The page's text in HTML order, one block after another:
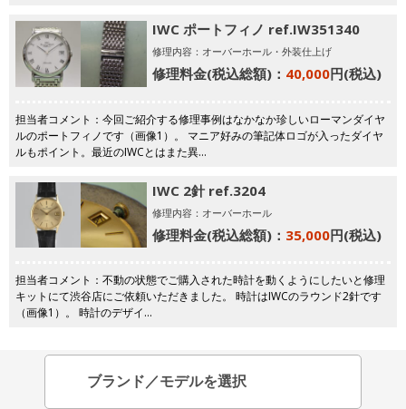
IWC ポートフィノ ref.IW351340
修理内容：オーバーホール・外装仕上げ
修理料金(税込総額)： 40,000円(税込)
担当者コメント：今回ご紹介する修理事例はなかなか珍しいローマンダイヤ
ルのポートフィノです（画像1）。 マニア好みの筆記体ロゴが入ったダイヤ
ルもポイント。最近のIWCとはまた異…
IWC 2針 ref.3204
修理内容：オーバーホール
修理料金(税込総額)： 35,000円(税込)
担当者コメント：不動の状態でご購入された時計を動くようにしたいと修理
キットにて渋谷店にご依頼いただきました。 時計はIWCのラウンド2針です
（画像1）。 時計のデザイ…